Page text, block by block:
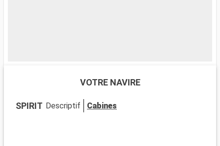
VOTRE NAVIRE
SPIRIT Descriptif Cabines